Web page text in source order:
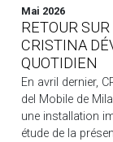
Mai 2026
RETOUR
CRISTINA
QUOTIDIEN
En avril dernier,
del Mobile de
une installation
étude de la